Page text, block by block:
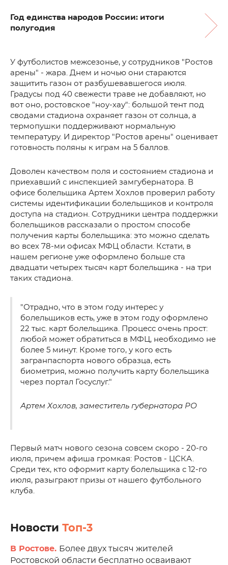
Год единства народов России: итоги
полугодия
У футболистов межсезонье, у сотрудников "Ростов
арены" - жара. Днем и ночью они стараются
защитить газон от разбушевавшегося июля.
Градусы под 40 свежести траве не добавляют, но
вот оно, ростовское "ноу-хау": большой тент под
сводами стадиона охраняет газон от солнца, а
термопушки поддерживают нормальную
температуру. И директор "Ростов арены" оценивает
готовность поляны к играм на 5 баллов.
Доволен качеством поля и состоянием стадиона и
приехавший с инспекцией замгубернатора. В
офисе болельщика Артем Хохлов проверил работу
системы идентификации болельщиков и контроля
доступа на стадион. Сотрудники центра поддержки
болельщиков рассказали о простом способе
получения карты болельщика: это можно сделать
во всех 78-ми офисах МФЦ области. Кстати, в
нашем регионе уже оформлено больше ста
двадцати четырех тысяч карт болельщика - на три
таких стадиона.
"Отрадно, что в этом году интерес у
болельщиков есть, уже в этом году оформлено
22 тыс. карт болельщика. Процесс очень прост:
любой может обратиться в МФЦ, необходимо не
более 5 минут. Кроме того, у кого есть
загранпаспорта нового образца, есть
биометрия, можно получить карту болельщика
через портал Госуслуг."
Артем Хохлов, заместитель губернатора РО
Первый матч нового сезона совсем скоро - 20-го
июля, причем афиша громкая: Ростов - ЦСКА.
Среди тех, кто оформит карту болельщика с 12-го
июля, разыграют призы от нашего футбольного
клуба.
Новости Топ-3
В Ростове. Более двух тысяч жителей
Ростовской области бесплатно осваивают